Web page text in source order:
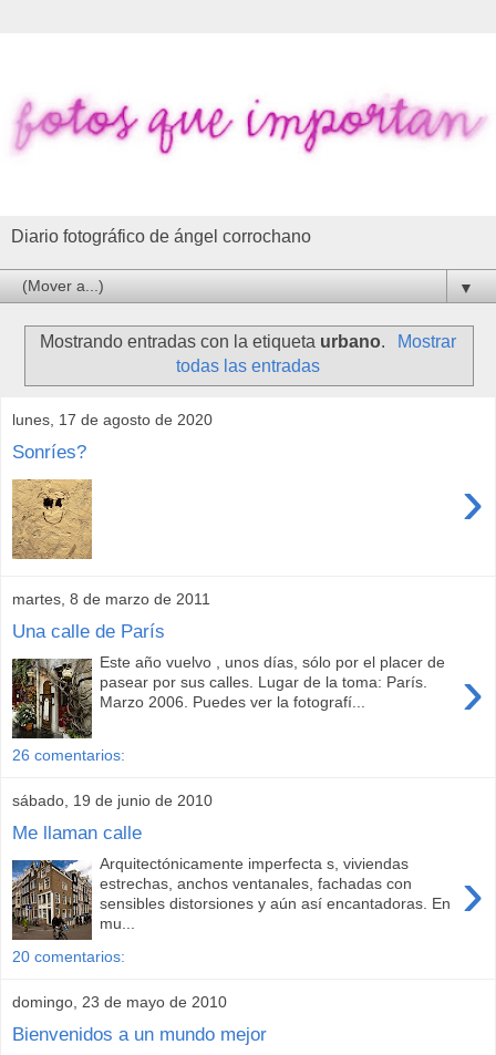
Diario fotográfico de ángel corrochano
▼
Mostrando entradas con la etiqueta urbano.
Mostrar
todas las entradas
lunes, 17 de agosto de 2020
Sonríes?
›
martes, 8 de marzo de 2011
Una calle de París
›
Este año vuelvo , unos días, sólo por el placer de
pasear por sus calles. Lugar de la toma: París.
Marzo 2006. Puedes ver la fotografí...
26 comentarios:
sábado, 19 de junio de 2010
Me llaman calle
›
Arquitectónicamente imperfecta s, viviendas
estrechas, anchos ventanales, fachadas con
sensibles distorsiones y aún así encantadoras. En
mu...
20 comentarios:
domingo, 23 de mayo de 2010
Bienvenidos a un mundo mejor